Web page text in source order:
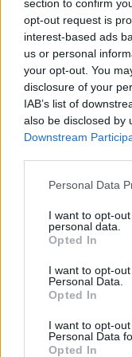
section to confirm
opt-out request is
interest-based ads
us or personal
your opt-out. You
disclosure of your
IAB’s list of
also be disclosed by
Downstream
Personal Data
I want to opt-
personal data.
Opted In
I want to opt-
Personal Data.
Opted In
I want to opt-
Personal Data
Opted In
Λακωνία: Το
08/08/2026 09:05